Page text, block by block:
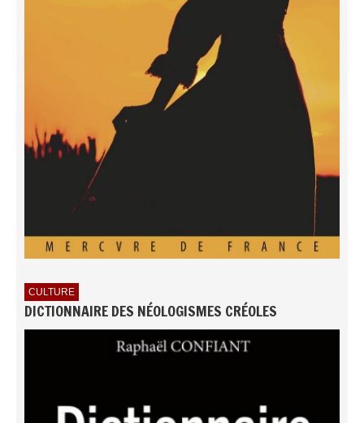
CULTURE
DICTIONNAIRE DES NÉOLOGISMES CRÉOLES